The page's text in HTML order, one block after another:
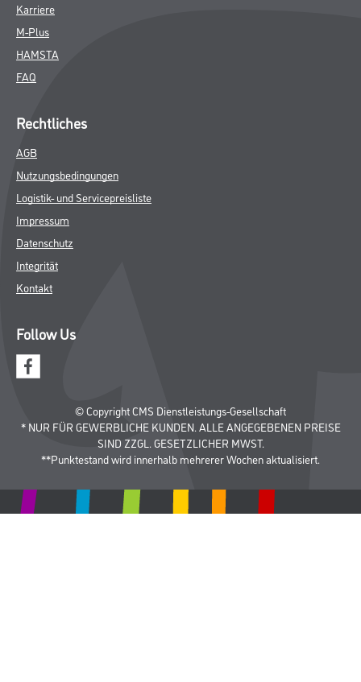
Karriere
M-Plus
HAMSTA
FAQ
Rechtliches
AGB
Nutzungsbedingungen
Logistik- und Servicepreisliste
Impressum
Datenschutz
Integrität
Kontakt
Follow Us
© Copyright CMS Dienstleistungs-Gesellschaft
* NUR FÜR GEWERBLICHE KUNDEN. ALLE ANGEGEBENEN PREISE
SIND ZZGL. GESETZLICHER MWST.
**Punktestand wird innerhalb mehrerer Wochen aktualisiert.